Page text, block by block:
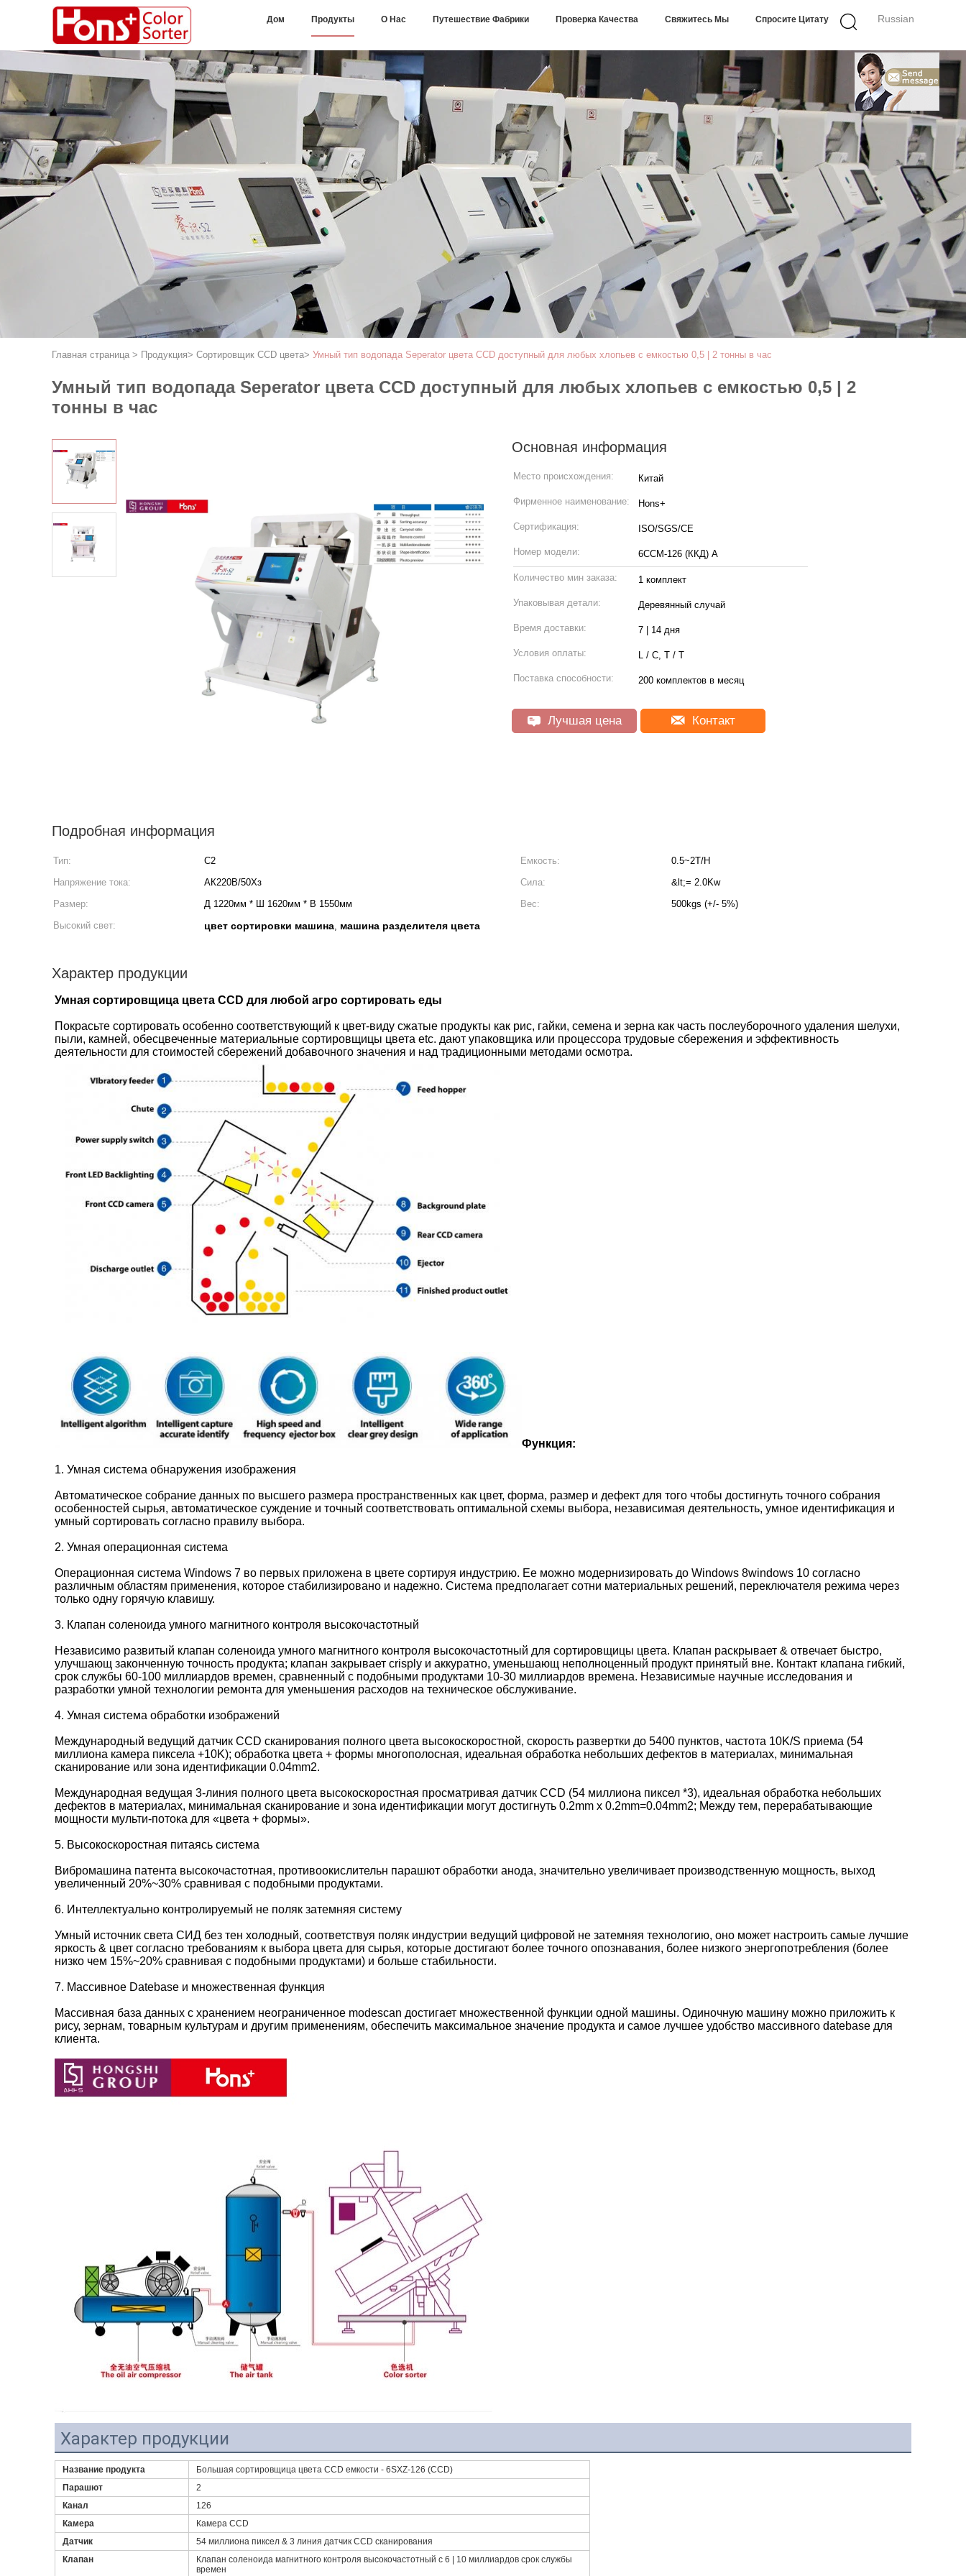
Оставьте сообщение
Мы скоро тебе перезвоним!
Отправить
Russian
Дом Продукты О Нас Путешествие Фабрики Проверка Качества Свяжитесь Мы Спросите Цитату
Главная страница > Продукция> Сортировщик CCD цвета> Умный тип водопада Seperator цвета CCD доступный для любых хлопьев с емкостью 0,5 | 2 тонны в час
Умный тип водопада Seperator цвета CCD доступный для любых хлопьев с емкостью 0,5 | 2
тонны в час
Основная информация
Место происхождения: Китай
Фирменное наименование: Hons+
Сертификация: ISO/SGS/CE
Номер модели: 6ССМ-126 (ККД) А
Количество мин заказа: 1 комплект
Упаковывая детали: Деревянный случай
Время доставки: 7 | 14 дня
Условия оплаты: L / C, T / T
Поставка способности: 200 комплектов в месяц
Лучшая цена Контакт
Подробная информация
Тип: С2 Емкость:
0.5~2T/H
Напряжение тока:
АК220В/50Хз Сила:
&lt;= 2.0Kw
Размер:
Д 1220мм * Ш 1620мм * В 1550мм Вес:
500kgs (+/- 5%)
Высокий свет:
цвет сортировки машина, машина разделителя цвета
Характер продукции
Умная сортировщица цвета CCD для любой агро сортировать еды
Покрасьте сортировать особенно соответствующий к цвет-виду сжатые продукты как рис, гайки, семена и зерна как часть послеуборочного удаления шелухи,
пыли, камней, обесцвеченные материальные сортировщицы цвета etc. дают упаковщика или процессора трудовые сбережения и эффективность
деятельности для стоимостей сбережений добавочного значения и над традиционными методами осмотра.
Функция:
1. Умная система обнаружения изображения
Автоматическое собрание данных по высшего размера пространственных как цвет, форма, размер и дефект для того чтобы достигнуть точного собрания
особенностей сырья, автоматическое суждение и точный соответствовать оптимальной схемы выбора, независимая деятельность, умное идентификация и
умный сортировать согласно правилу выбора.
2. Умная операционная система
Операционная система Windows 7 во первых приложена в цвете сортируя индустрию. Ее можно модернизировать до Windows 8windows 10 согласно
различным областям применения, которое стабилизировано и надежно. Система предполагает сотни материальных решений, переключателя режима через
только одну горячую клавишу.
3. Клапан соленоида умного магнитного контроля высокочастотный
Независимо развитый клапан соленоида умного магнитного контроля высокочастотный для сортировщицы цвета. Клапан раскрывает & отвечает быстро,
улучшающ законченную точность продукта; клапан закрывает crisply и аккуратно, уменьшающ неполноценный продукт принятый вне. Контакт клапана гибкий,
срок службы 60-100 миллиардов времен, сравненный с подобными продуктами 10-30 миллиардов времена. Независимые научные исследования и
разработки умной технологии ремонта для уменьшения расходов на техническое обслуживание.
4. Умная система обработки изображений
Международный ведущий датчик CCD сканирования полного цвета высокоскоростной, скорость развертки до 5400 пунктов, частота 10K/S приема (54
миллиона камера пиксела +10K); обработка цвета + формы многополосная, идеальная обработка небольших дефектов в материалах, минимальная
сканирование или зона идентификации 0.04mm2.
Международная ведущая 3-линия полного цвета высокоскоростная просматривая датчик CCD (54 миллиона пиксел *3), идеальная обработка небольших
дефектов в материалах, минимальная сканирование и зона идентификации могут достигнуть 0.2mm x 0.2mm=0.04mm2; Между тем, перерабатывающие
мощности мульти-потока для «цвета + формы».
5. Высокоскоростная питаясь система
Вибромашина патента высокочастотная, противоокислительн парашют обработки анода, значительно увеличивает производственную мощность, выход
увеличенный 20%~30% сравнивая с подобными продуктами.
6. Интеллектуально контролируемый не поляк затемняя систему
Умный источник света СИД без тен холодный, соответствуя поляк индустрии ведущий цифровой не затемняя технологию, оно может настроить самые лучшие
яркость & цвет согласно требованиям к выбора цвета для сырья, которые достигают более точного опознавания, более низкого энергопотребления (более
низко чем 15%~20% сравнивая с подобными продуктами) и больше стабильности.
7. Массивное Datebase и множественная функция
Массивная база данных с хранением неограниченное modescan достигает множественной функции одной машины. Одиночную машину можно приложить к
рису, зернам, товарным культурам и другим применениям, обеспечить максимальное значение продукта и самое лучшее удобство массивного datebase для
клиента.
Характер продукции
Название продукта
Большая сортировщица цвета CCD емкости - 6SXZ-126 (CCD)
Парашют
2
Канал
126
Камера
Камера CCD
Датчик
54 миллиона пиксел & 3 линия датчик CCD сканирования
Клапан
Клапан соленоида магнитного контроля высокочастотный с 6 | 10 миллиардов срок службы
времен